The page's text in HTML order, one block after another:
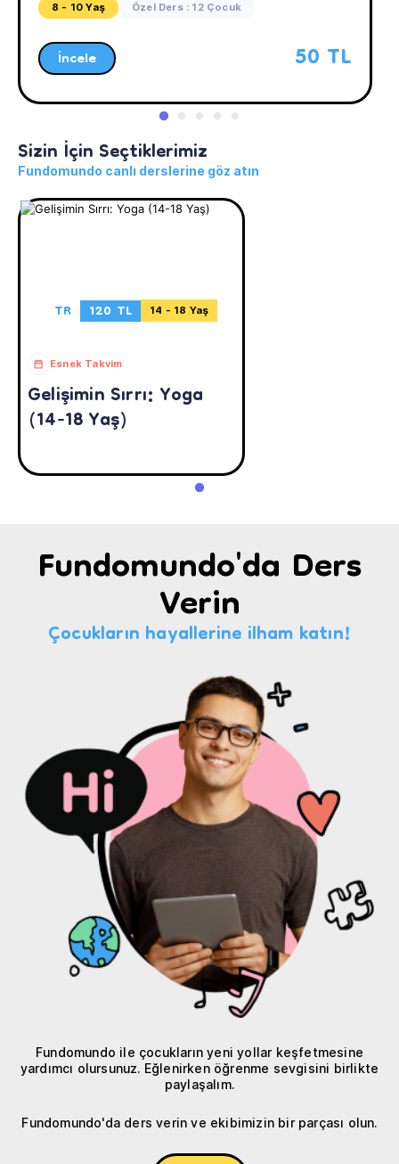
8 - 10 Yaş Özel Ders : 12 Çocuk
İncele 50 TL
Sizin İçin Seçtiklerimiz
Fundomundo canlı derslerine göz atın
TR 120 TL 14 - 18 Yaş
Esnek Takvim
Gelişimin Sırrı: Yoga
(14-18 Yaş)
Fundomundo'da Ders
Verin
Çocukların hayallerine ilham katın!
Fundomundo ile çocukların yeni yollar keşfetmesine
yardımcı olursunuz. Eğlenirken öğrenme sevgisini birlikte
paylaşalım.
Fundomundo'da ders verin ve ekibimizin bir parçası olun.